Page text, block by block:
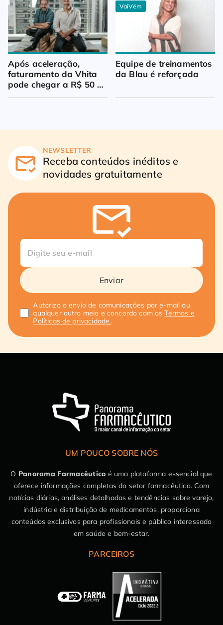
Após aceleração,
faturamento da Vhita
pode chegar a R$ 50
milhões
VaiVém
Equipe de treinamentos
da Blau é reforçada
NEWSLETTER
Receba conteúdos inéditos e
novidades gratuitamente
Enviar
Autorizo o envio de comunicações por e-mail ou
qualquer outro meio e concordo com osTermos e
Políticas de privacidade.
UM POUCO SOBRE NÓS
O Panorama Farmacêutico é uma plataforma essencial que
oferece informações completas do setor farmacêutico. Com
notícias diárias, análises detalhadas e tendências sobre varejo,
indústria e distribuição de medicamentos, proporciona
conteúdos exclusivos para profissionais e público interessado
em saúde e bem-estar.
PARCEIROS